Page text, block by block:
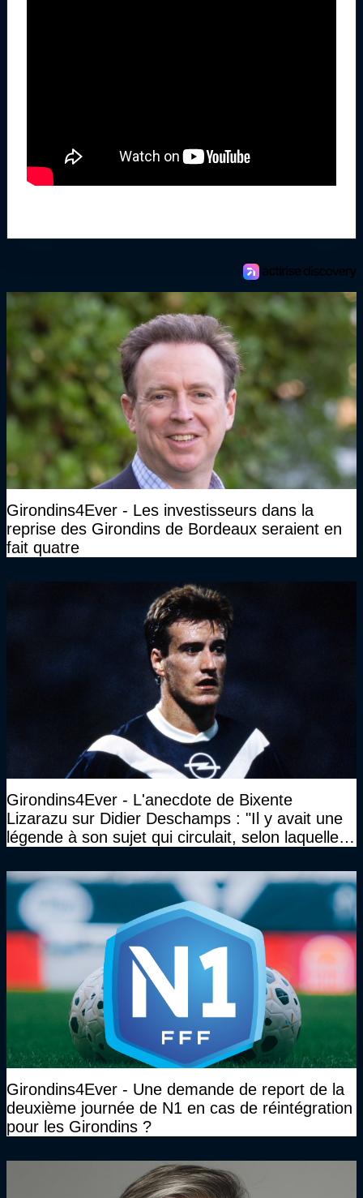
Girondins4Ever - Les investisseurs dans la
reprise des Girondins de Bordeaux seraient en
fait quatre
Girondins4Ever - L'anecdote de Bixente
Lizarazu sur Didier Deschamps : "Il y avait une
légende à son sujet qui circulait, selon laquelle il
Girondins4Ever - Une demande de report de la
deuxième journée de N1 en cas de réintégration
pour les Girondins ?